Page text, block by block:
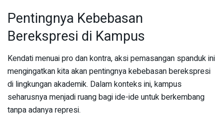
Pentingnya Kebebasan
Berekspresi di Kampus
Kendati menuai pro dan kontra, aksi pemasangan spanduk ini
mengingatkan kita akan pentingnya kebebasan berekspresi
di lingkungan akademik. Dalam konteks ini, kampus
seharusnya menjadi ruang bagi ide-ide untuk berkembang
tanpa adanya represi.